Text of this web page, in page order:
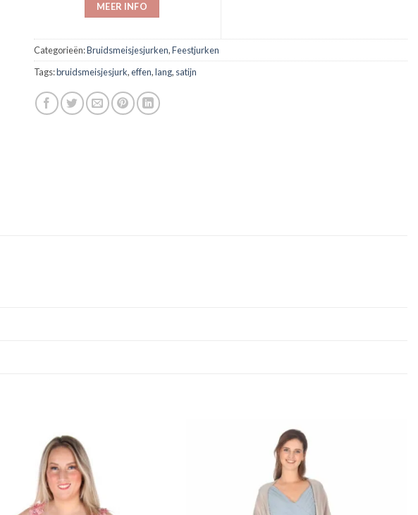
MEER INFO
Categorieën:Bruidsmeisjesjurken,Feestjurken
Tags:bruidsmeisjesjurk,effen,lang, satijn